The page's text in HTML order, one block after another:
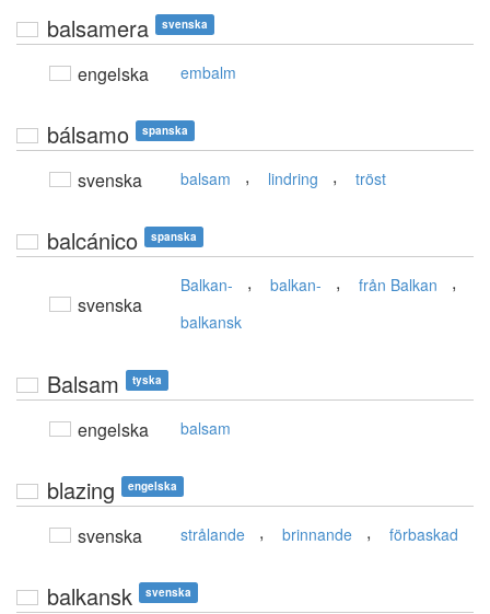
balsamera svenska
engelska embalm
bálsamo spanska
svenska balsam , lindring , tröst
balcánico spanska
svenska
Balkan- , balkan- , från Balkan ,
balkansk
Balsam tyska
engelska balsam
blazing engelska
svenska strålande , brinnande , förbaskad
balkansk svenska